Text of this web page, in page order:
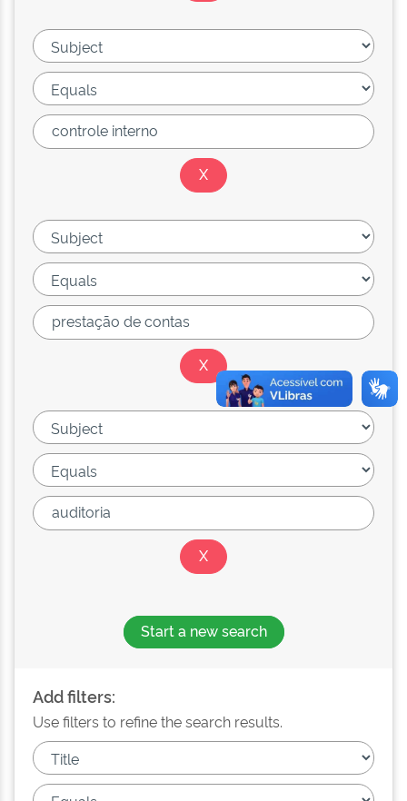
Start a new search
Add filters:
Use filters to refine the search results.